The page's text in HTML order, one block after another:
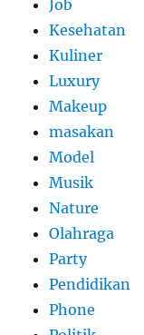
Job
Kesehatan
Kuliner
Luxury
Makeup
masakan
Model
Musik
Nature
Olahraga
Party
Pendidikan
Phone